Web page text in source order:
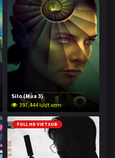
Silo (Mùa 3)
397,444 lượt xem
FULL HD VIETSUB